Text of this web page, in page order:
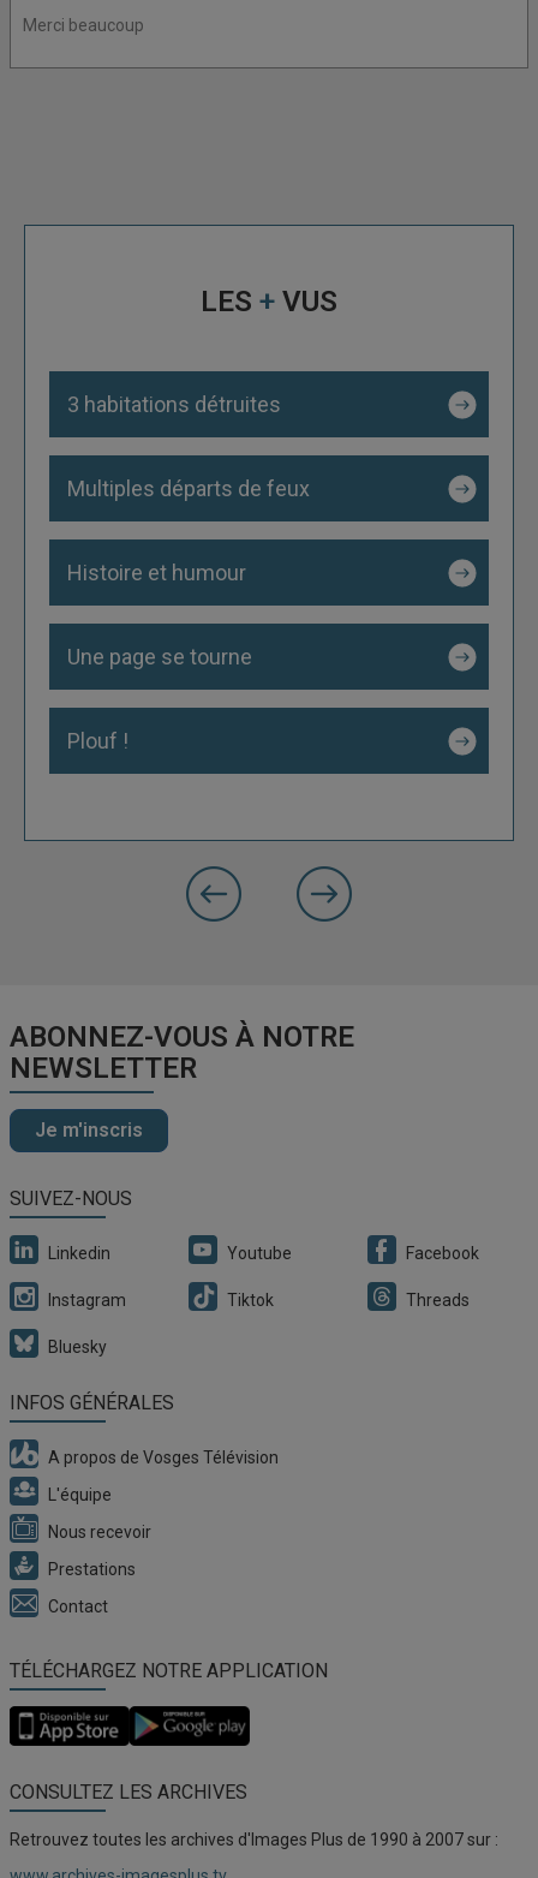
Merci beaucoup
LES + VUS
3 habitations détruites
Multiples départs de feux
Histoire et humour
Une page se tourne
Plouf !
ABONNEZ-VOUS À NOTRE
NEWSLETTER
Je m'inscris
SUIVEZ-NOUS
Linkedin Youtube Facebook
Instagram Tiktok Threads
Bluesky
INFOS GÉNÉRALES
A propos de Vosges Télévision
L'équipe
Nous recevoir
Prestations
Contact
TÉLÉCHARGEZ NOTRE APPLICATION
Application
Vosges
pour
Application
Vosges
CONSULTEZ LES ARCHIVES
Retrouvez toutes les archives d'Images Plus de 1990 à 2007 sur :